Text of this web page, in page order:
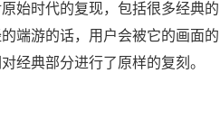
始时代的复现，包括很多经典的
端游的话，用户会被它的画面的
经典部分进行了原样的复刻。